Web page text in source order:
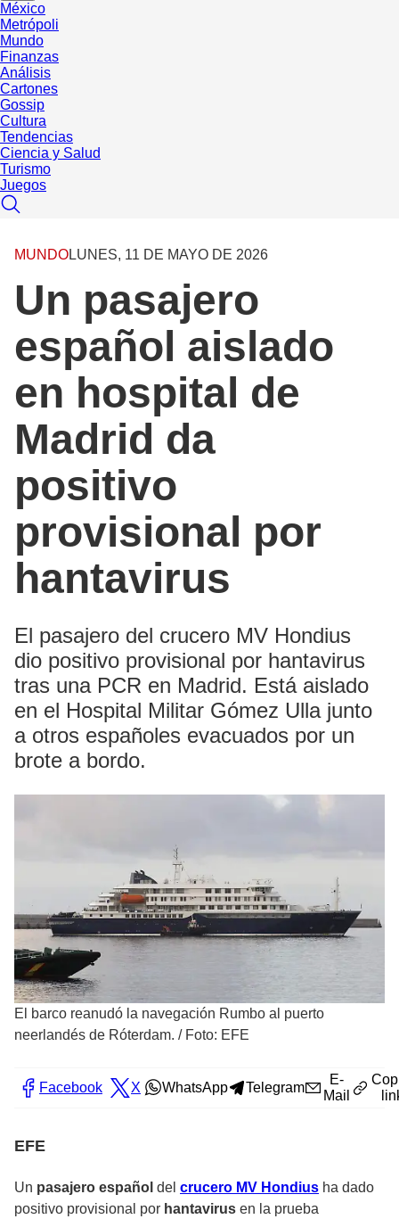
México
Metrópoli
Mundo
Finanzas
Análisis
Cartones
Gossip
Cultura
Tendencias
Ciencia y Salud
Turismo
Juegos
MUNDOLUNES, 11 DE MAYO DE 2026
Un pasajero
español aislado
en hospital de
Madrid da
positivo
provisional por
hantavirus
El pasajero del crucero MV Hondius
dio positivo provisional por hantavirus
tras una PCR en Madrid. Está aislado
en el Hospital Militar Gómez Ulla junto
a otros españoles evacuados por un
brote a bordo.
El barco reanudó la navegación Rumbo al puerto
neerlandés de Róterdam. / Foto: EFE
Facebook X WhatsApp Telegram
E-
Mail
EFE
Un pasajero español del crucero MV Hondius ha dado
positivo provisional por hantavirus en la prueba